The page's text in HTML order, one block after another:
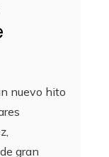
nuevo hito
gran